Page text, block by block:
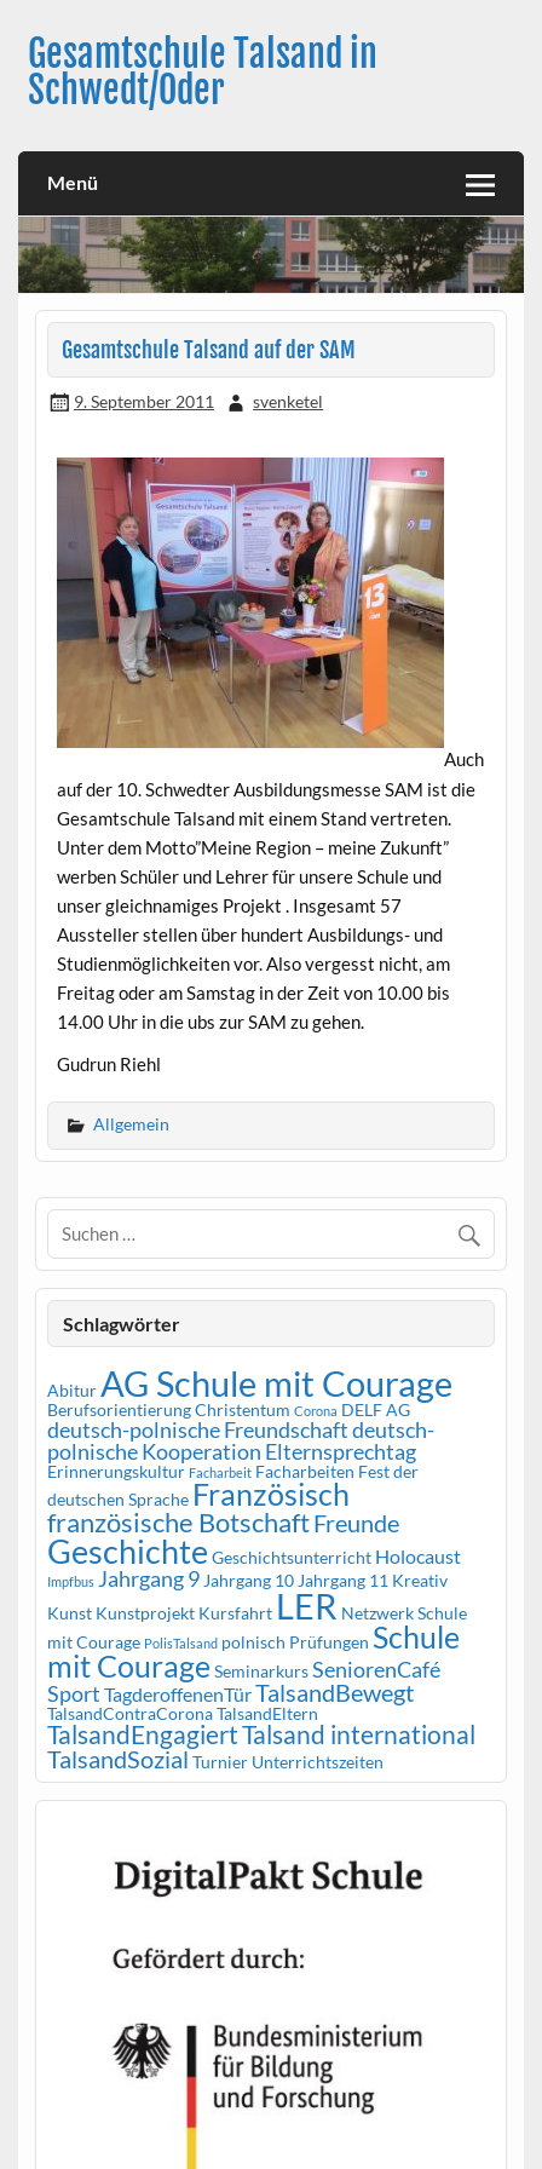
contentGesamtschule Talsand in
Schwedt/Oder
Menü
Gesamtschule Talsand auf der SAM
9. September 2011 svenketel
Auch
auf der 10. Schwedter Ausbildungsmesse SAM ist die
Gesamtschule Talsand mit einem Stand vertreten.
Unter dem Motto”Meine Region – meine Zukunft”
werben Schüler und Lehrer für unsere Schule und
unser gleichnamiges Projekt . Insgesamt 57
Aussteller stellen über hundert Ausbildungs- und
Studienmöglichkeiten vor. Also vergesst nicht, am
Freitag oder am Samstag in der Zeit von 10.00 bis
14.00 Uhr in die ubs zur SAM zu gehen.
Gudrun Riehl
Allgemein
Schlagwörter
AbiturAG Schule mit Courage
BerufsorientierungChristentum Corona DELF AG
deutsch-polnische Freundschaftdeutsch-
polnische Kooperation Elternsprechtag
Erinnerungskultur Facharbeit Facharbeiten Fest der
deutschen Sprache Französisch
französische BotschaftFreunde
Geschichte Geschichtsunterricht Holocaust
Impfbus Jahrgang 9 Jahrgang 10 Jahrgang 11 Kreativ
Kunst Kunstprojekt Kursfahrt LER Netzwerk Schule
mit Courage PolisTalsand polnisch Prüfungen Schule
mit Courage SeminarkursSeniorenCafé
Sport TagderoffenenTürTalsandBewegt
TalsandContraCoronaTalsandEltern
TalsandEngagiertTalsand international
TalsandSozial Turnier Unterrichtszeiten